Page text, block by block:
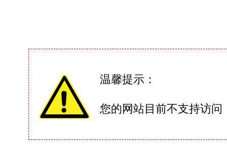
温馨提示：
您的网站目前不支持访